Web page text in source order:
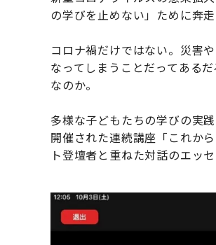
の学びを止めない」ために奔走
コロナ禍だけではない。災害
なってしまうことだってある
なのか。
多様な子どもたちの学びの実
開催された連続講座「これか
ト登壇者と重ねた対話のエッ